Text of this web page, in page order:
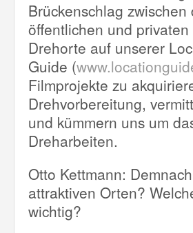
Brückenschlag
öffentlichen und
Drehorte auf unserer
Guide (
Filmprojekte zu
Drehvorbereitung,
und kümmern uns um
Dreharbeiten.
Otto Kettmann:
attraktiven Orten?
wichtig?